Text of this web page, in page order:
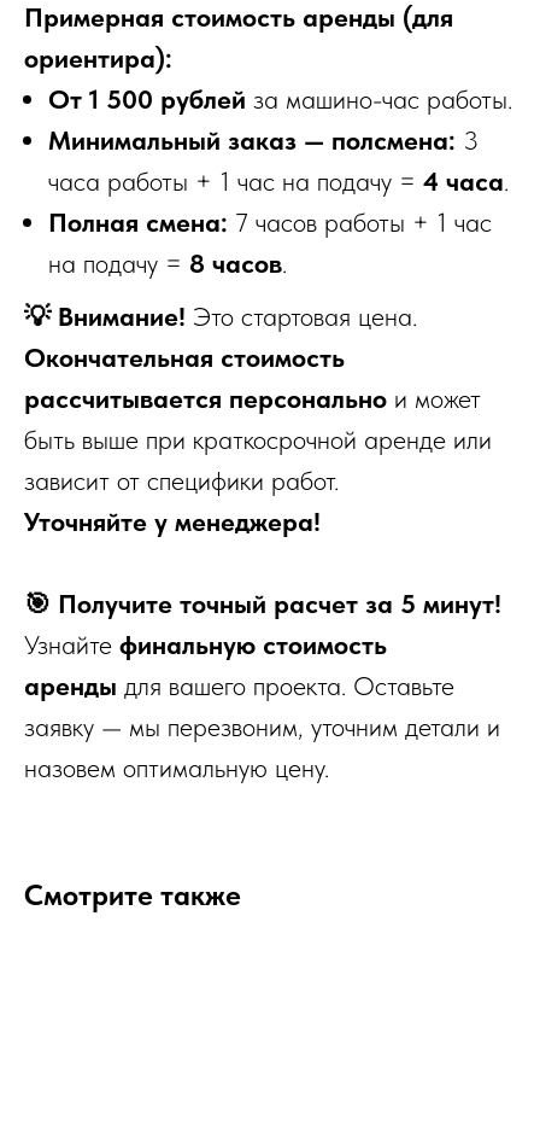
Примерная стоимость аренды (для
ориентира):
От 1 500 рублей за машино-час работы.
Минимальный заказ — полсмена: 3
часа работы + 1 час на подачу = 4 часа.
Полная смена: 7 часов работы + 1 час
на подачу = 8 часов.
💡 Внимание! Это стартовая цена.
Окончательная стоимость
рассчитывается персонально и может
быть выше при краткосрочной аренде или
зависит от специфики работ.
Уточняйте у менеджера!
🎯 Получите точный расчет за 5 минут!
Узнайте финальную стоимость
аренды для вашего проекта. Оставьте
заявку — мы перезвоним, уточним детали и
назовем оптимальную цену.
Смотрите также